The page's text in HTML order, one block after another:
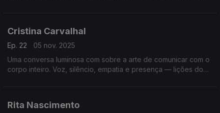
Cristina Carvalhal
Ep. 22
05 nov. 2025
Uma conversa luminosa com sobre a arte de comunicar com o
corpo inteiro. Voz, silêncio, empatia e presença — lições do
Rita Nascimento